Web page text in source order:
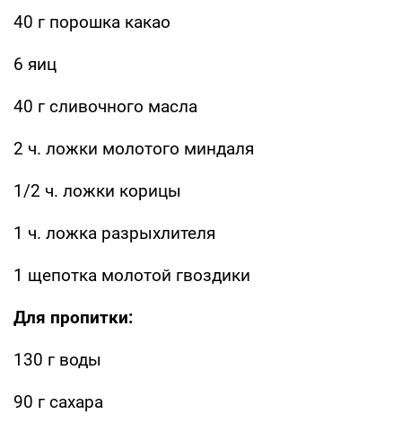
40 г порошка какао
6 яиц
40 г сливочного масла
2 ч. ложки молотого миндаля
1/2 ч. ложки корицы
1 ч. ложка разрыхлителя
1 щепотка молотой гвоздики
Для пропитки:
130 г воды
90 г сахара